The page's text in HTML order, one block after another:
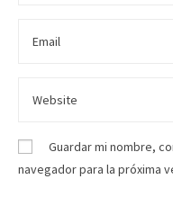
Guardar mi nombre,
navegador para la próxima